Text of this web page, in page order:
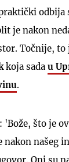
odbija
je nakon
Točnije,
koja sada u
.
'Bože, što je
nakon našeg
Oni su